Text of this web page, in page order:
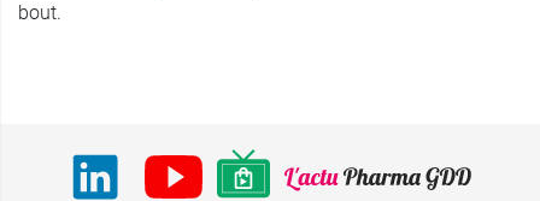
bout.